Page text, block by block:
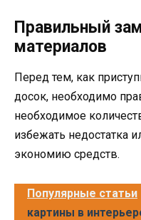
Правильный
материалов
Перед тем, как
досок, необходимо
необходимое
избежать недостатка
экономию средств.
Популярные статьи
картины в